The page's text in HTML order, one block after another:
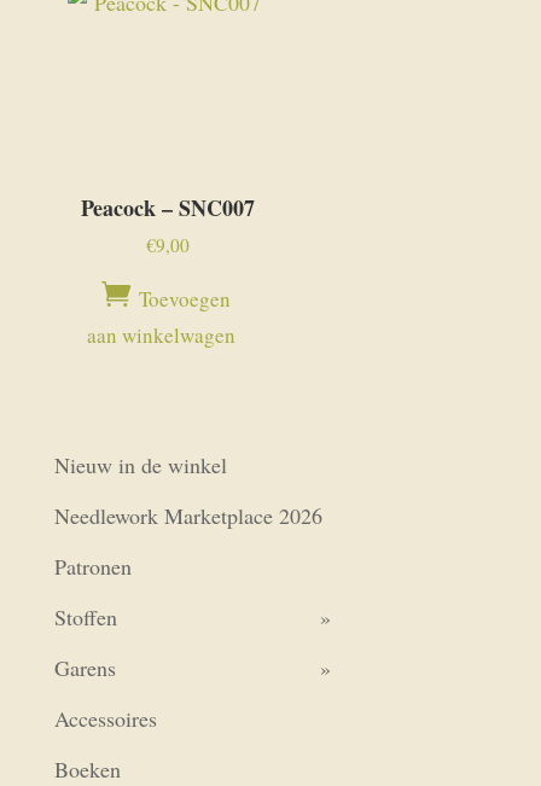
Peacock – SNC007
€9,00
Toevoegen
aan winkelwagen
Nieuw in de winkel
Needlework Marketplace 2026
Patronen
Stoffen
Garens
Accessoires
Boeken